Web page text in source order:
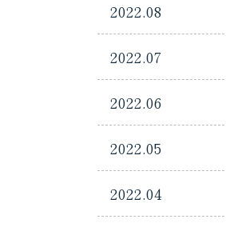
2022.08
2022.07
2022.06
2022.05
2022.04